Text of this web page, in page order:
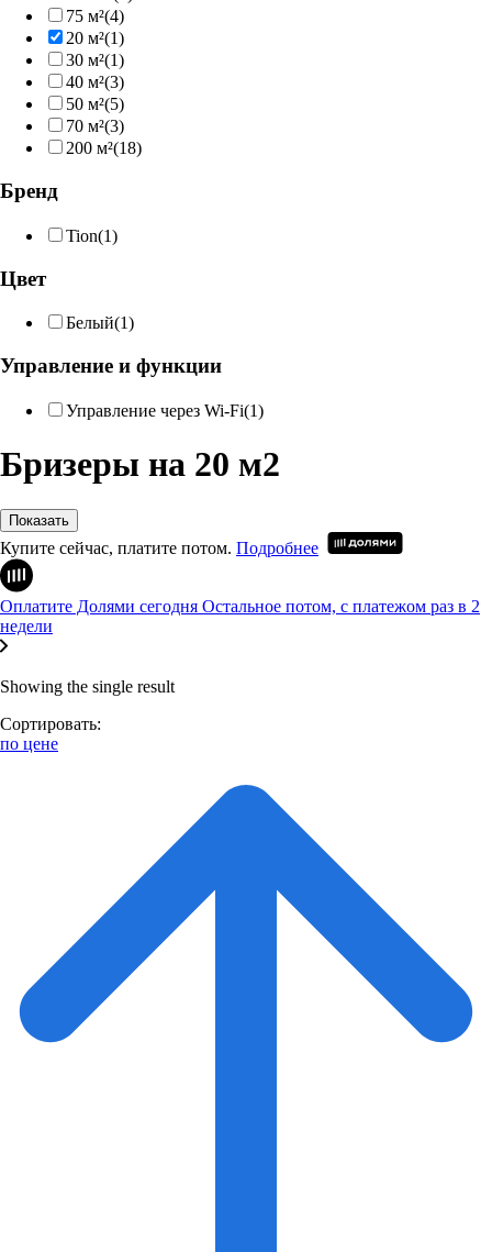
75 м²(4)
20 м²(1)
30 м²(1)
40 м²(3)
50 м²(5)
70 м²(3)
200 м²(18)
Бренд
Tion(1)
Цвет
Белый(1)
Управление и функции
Управление через Wi-Fi(1)
Бризеры на 20 м2
Показать
Купите сейчас, платите потом. Подробнее
Оплатите Долями сегодня Остальное потом, с платежом раз в 2
недели
Showing the single result
Сортировать:
по цене